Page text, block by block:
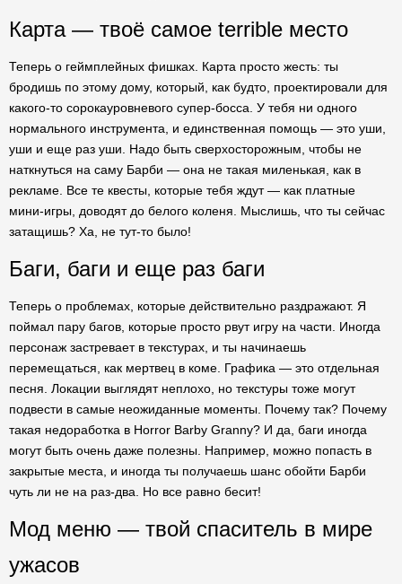
Карта — твоё самое terrible место
Теперь о геймплейных фишках. Карта просто жесть: ты
бродишь по этому дому, который, как будто, проектировали для
какого-то сорокауровневого супер-босса. У тебя ни одного
нормального инструмента, и единственная помощь — это уши,
уши и еще раз уши. Надо быть сверхосторожным, чтобы не
наткнуться на саму Барби — она не такая миленькая, как в
рекламе. Все те квесты, которые тебя ждут — как платные
мини-игры, доводят до белого коленя. Мыслишь, что ты сейчас
затащишь? Ха, не тут-то было!
Баги, баги и еще раз баги
Теперь о проблемах, которые действительно раздражают. Я
поймал пару багов, которые просто рвут игру на части. Иногда
персонаж застревает в текстурах, и ты начинаешь
перемещаться, как мертвец в коме. Графика — это отдельная
песня. Локации выглядят неплохо, но текстуры тоже могут
подвести в самые неожиданные моменты. Почему так? Почему
такая недоработка в Horror Barby Granny? И да, баги иногда
могут быть очень даже полезны. Например, можно попасть в
закрытые места, и иногда ты получаешь шанс обойти Барби
чуть ли не на раз-два. Но все равно бесит!
Мод меню — твой спаситель в мире
ужасов